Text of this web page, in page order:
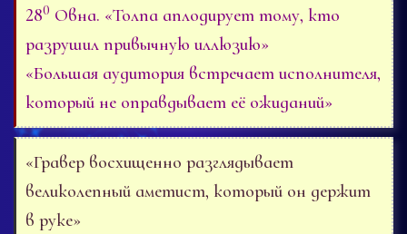
280 Овна. «Толпа аплодирует тому, кто
разрушил привычную иллюзию»
«Большая аудитория встречает исполнителя,
который не оправдывает её ожиданий»
«Гравер восхищенно разглядывает
великолепный аметист, который он держит
в руке»